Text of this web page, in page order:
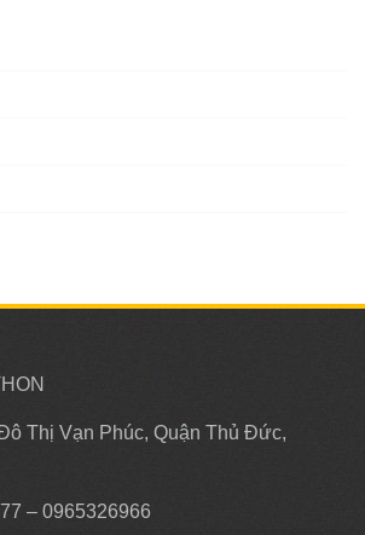
Thị Vạn Phúc, Quận Thủ Đức,
– 0965326966